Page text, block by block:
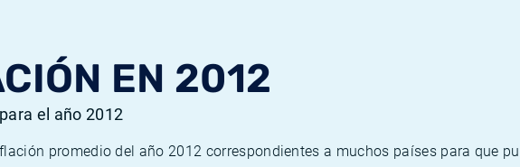
EN 2012
el año 2012
promedio del año 2012 correspondientes a muchos países para que